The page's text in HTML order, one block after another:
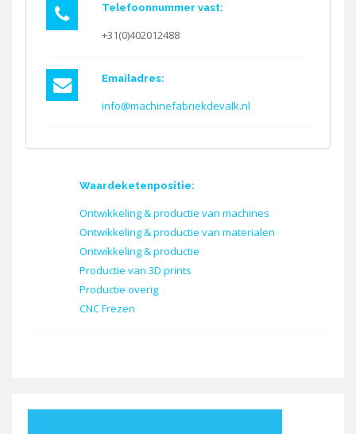
Telefoonnummer vast:
+31(0)402012488
Emailadres:
info@machinefabriekdevalk.nl
Waardeketenpositie:
Ontwikkeling & productie van machines
Ontwikkeling & productie van materialen
Ontwikkeling & productie
Productie van 3D prints
Productie overig
CNC Frezen